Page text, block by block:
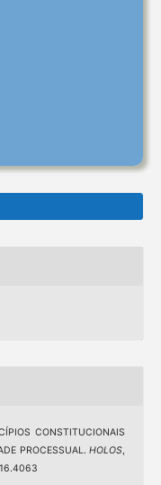
CONSTITUCIONAIS
PROCESSUAL.HOLOS,